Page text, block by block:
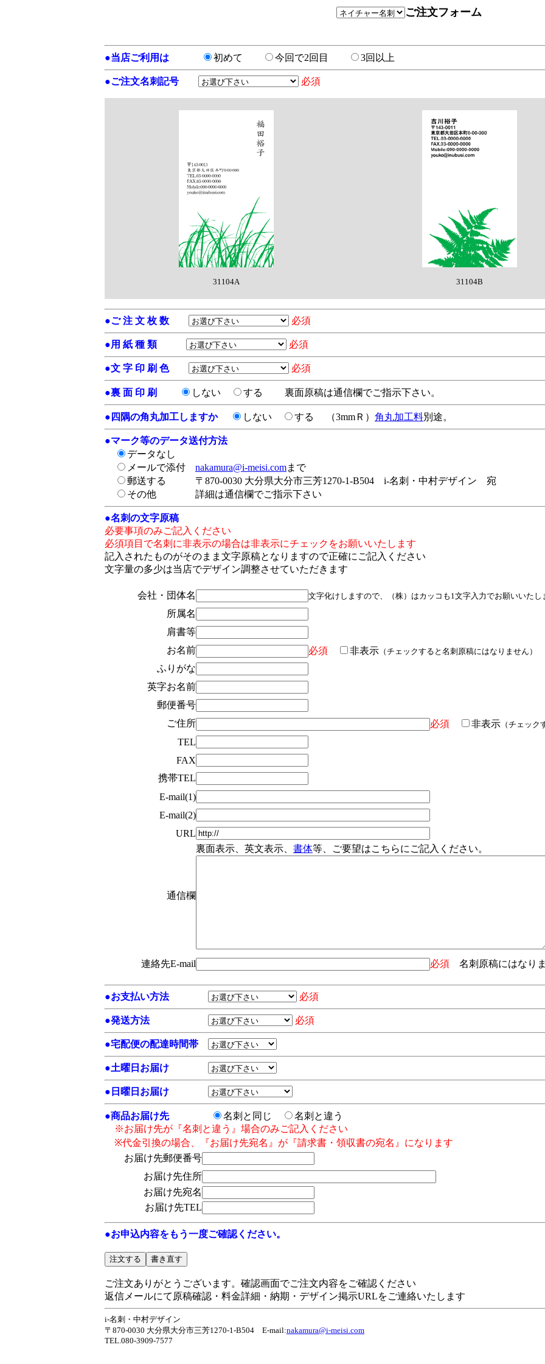
ご注文フォーム
●当店ご利用は 初めて 今回で2回目 3回以上
●ご注文名刺記号 必須
31104A 31104B
●ご 注 文 枚 数 必須
●用 紙 種 類 必須
●文 字 印 刷 色 必須
●裏 面 印 刷 しない する 裏面原稿は通信欄でご指示下さい。
● 四隅の角丸加工しますか しない する （3mmＲ） 角丸加工料別途。
●マーク等のデータ送付方法
データなし
メールで添付 nakamura@i-meisi.comまで
郵送する 〒870-0030 大分県大分市三芳1270-1-B504 i-名刺・中村デザイン 宛
その他 詳細は通信欄でご指示下さい
●名刺の文字原稿
必要事項のみご記入ください
必須項目で名刺に非表示の場合は非表示にチェックをお願いいたします
記入されたものがそのまま文字原稿となりますので正確にご記入ください
文字量の多少は当店でデザイン調整させていただきます
会社・団体名 文字化けしますので、（株）はカッコも1文字入力でお願いいたし
所属名
肩書等
お名前
必須 非表示 （チェックすると名刺原稿にはなりません）
ふりがな
英字お名前
郵便番号
ご住所
必須 非表示 （チェッ
TEL
FAX
携帯TEL
E-mail(1)
E-mail(2)
URL
通信欄
裏面表示、英文表示、 書体等、ご要望はこちらにご記入ください。
連絡先E-mail 必須 名刺原稿にはなり
●お支払い方法 必須
●発送方法 必須
●宅配便の配達時間帯
●土曜日お届け
● 日曜日お届け
●商品お届け先 名刺と同じ
名刺と違う
※お届け先が『名刺と違う』場合のみご記入ください
※代金引換の場合、『お届け先宛名』が『請求書・領収書の宛名』になります
お届け先郵便番号
お届け先住所
お届け先宛名
お届け先TEL
●お申込内容をもう一度ご確認ください。
ご注文ありがとうございます。確認画面でご注文内容をご確認ください
返信メールにて原稿確認・料金詳細・納期・デザイン掲示URLをご連絡いたします
i-名刺・中村デザイン
〒870-0030 大分県大分市三芳1270-1-B504 E-mail:nakamura@i-meisi.com
TEL.080-3909-7577